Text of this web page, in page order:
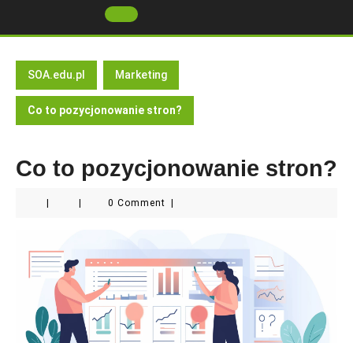
Open
Button
SOA.edu.pl Marketing
Co to pozycjonowanie stron?
Co to pozycjonowanie stron?
0 Comment